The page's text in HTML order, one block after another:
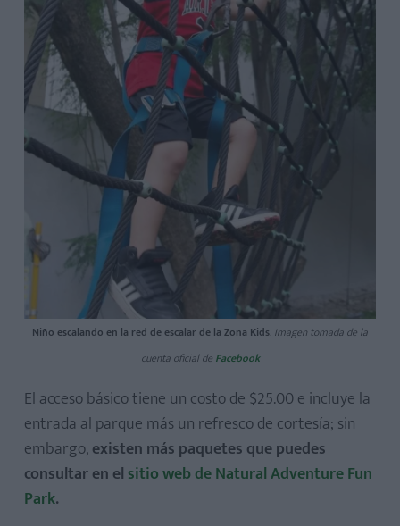
Niño escalando en la red de escalar de la Zona Kids. Imagen tomada de la
cuenta oficial deFacebook
El acceso básico tiene un costo de $25.00 e incluye la
entrada al parque más un refresco de cortesía; sin
embargo,existen más paquetes que puedes
consultar en elsitio web de Natural Adventure Fun
Park.